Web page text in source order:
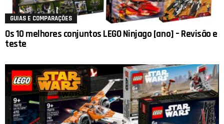
GUIAS E COMPARAÇÕES
Os 10 melhores conjuntos LEGO Ninjago [ano] – Revisão e
teste